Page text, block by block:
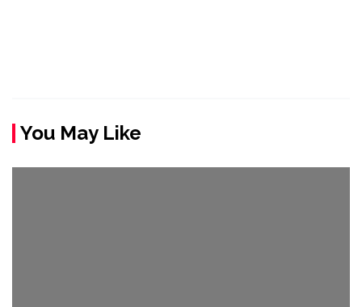
You May Like